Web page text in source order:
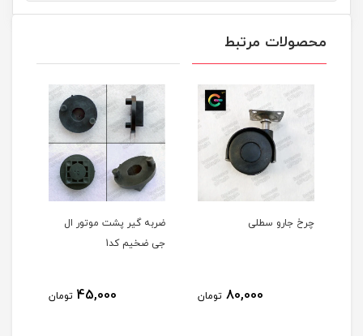
محصولات مرتبط
ضربه گیر پشت موتور ال